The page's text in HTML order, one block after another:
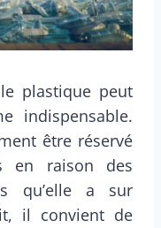
plastique peut
indispensable.
être réservé
en raison des
qu’elle a sur
il convient de